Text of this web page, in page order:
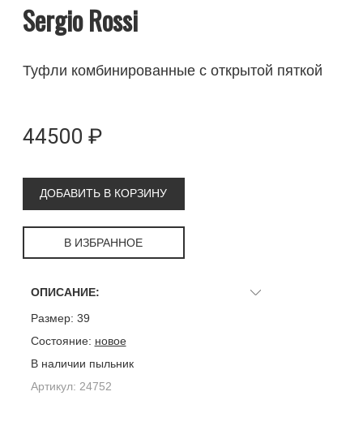
Sergio Rossi
Туфли комбинированные с открытой пяткой
44500 ₽
ДОБАВИТЬ В КОРЗИНУ
В ИЗБРАННОЕ
ОПИСАНИЕ:
Размер: 39
Состояние: новое
В наличии пыльник
Артикул: 24752